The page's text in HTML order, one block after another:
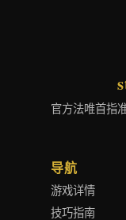
官方法唯首指
导航
游戏详情
技巧指南